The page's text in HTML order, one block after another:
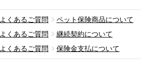
よくあるご質問
ペット保険商品について
よくあるご質問
継続契約について
よくあるご質問
保険金支払について